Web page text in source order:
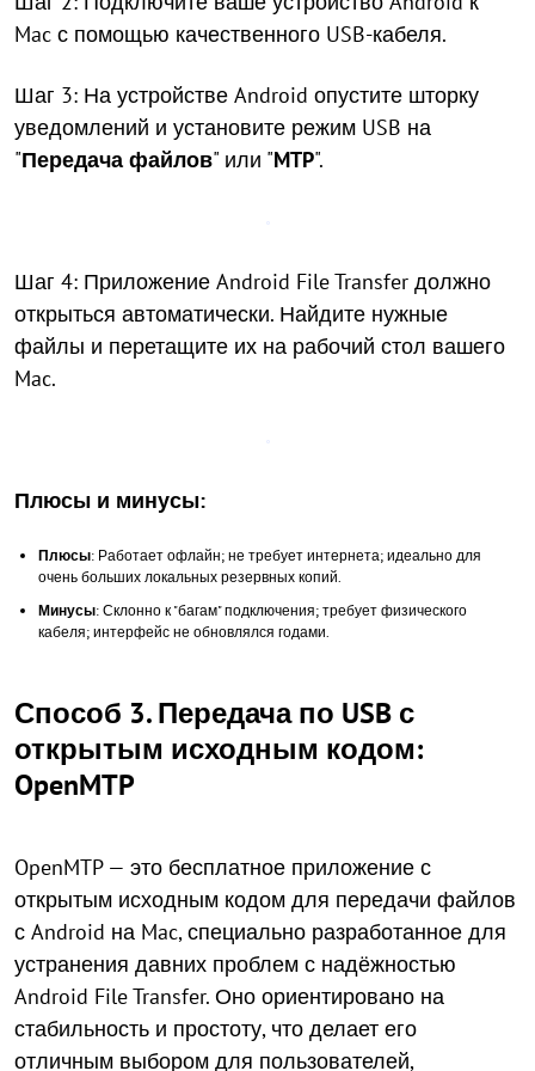
Mac с помощью качественного USB-кабеля.
Шаг 3: На устройстве Android опустите шторку
уведомлений и установите режим USB на
"Передача файлов" или "MTP".
Шаг 4: Приложение Android File Transfer должно
открыться автоматически. Найдите нужные
файлы и перетащите их на рабочий стол вашего
Mac.
Плюсы и минусы:
Плюсы: Работает офлайн; не требует интернета; идеально для
очень больших локальных резервных копий.
Минусы: Склонно к "багам" подключения; требует физического
кабеля; интерфейс не обновлялся годами.
Способ 3. Передача по USB с
открытым исходным кодом:
OpenMTP
OpenMTP — это бесплатное приложение с
открытым исходным кодом для передачи файлов
с Android на Mac, специально разработанное для
устранения давних проблем с надёжностью
Android File Transfer. Оно ориентировано на
стабильность и простоту, что делает его
отличным выбором для пользователей,